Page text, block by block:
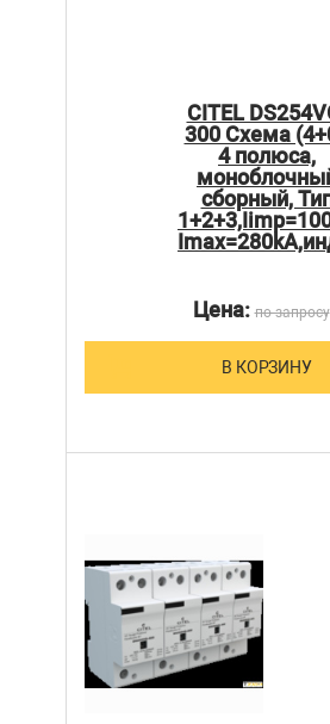
CITEL
300 Схема
4 полюса,
сборный,
Цена:по запросу
В КОРЗИНУ